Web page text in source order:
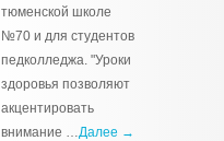
тюменской школе
№70 и для студентов
педколледжа. "Уроки
здоровья позволяют
акцентировать
внимание …Далее →